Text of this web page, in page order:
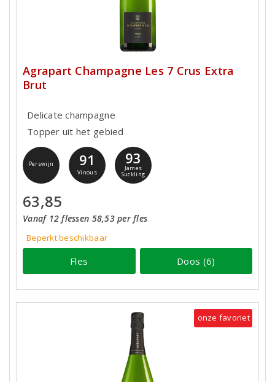
Agrapart Champagne Les 7 Crus Extra
Brut
Delicate champagne
Topper uit het gebied
Perswijn 91
Vinous
93
James
Suckling
63,85
Vanaf 12 flessen 58,53 per fles
Beperkt beschikbaar
Fles Doos (6)
onze favoriet